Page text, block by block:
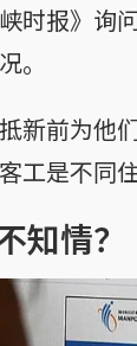
时报》询
。
新前为他
工是不同
知情？